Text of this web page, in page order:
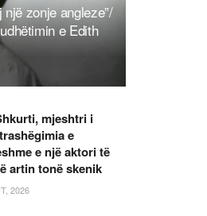
zonje angleze”/
e Edith
mjeshtri i
e
e një aktori të
artin tonë skenik
2026